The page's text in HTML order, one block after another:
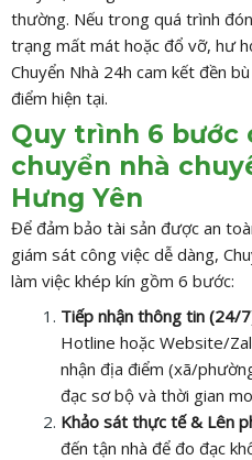
thường. Nếu trong quá trình
trạng mất mát hoặc đổ vỡ, hư
Chuyển Nhà 24h cam kết đền
điểm hiện tại.
Quy trình 6 bước
chuyển nhà
Hưng Yên
Để đảm bảo tài sản được an
giám sát công việc dễ dàng,
làm việc khép kín gồm 6 bước:
Tiếp nhận thông tin (24/
Hotline hoặc Website/
nhận địa điểm (xã/
đạc sơ bộ và thời gian
Khảo sát thực tế & Lên
đến tận nhà để đo đạc